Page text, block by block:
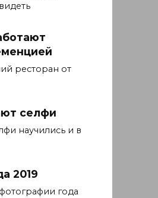
ресторан от
селфи
научились и в
2019
года